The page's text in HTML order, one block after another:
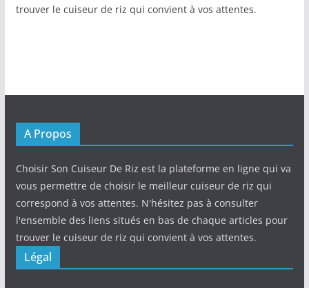
trouver le cuiseur de riz qui convient à vos attentes.
A Propos
Choisir Son Cuiseur De Riz est la plateforme en ligne qui va
vous permettre de choisir le meilleur cuiseur de riz qui
correspond à vos attentes. N'hésitez pas à consulter
l'ensemble des liens situés en bas de chaque articles pour
trouver le cuiseur de riz qui convient à vos attentes.
Légal